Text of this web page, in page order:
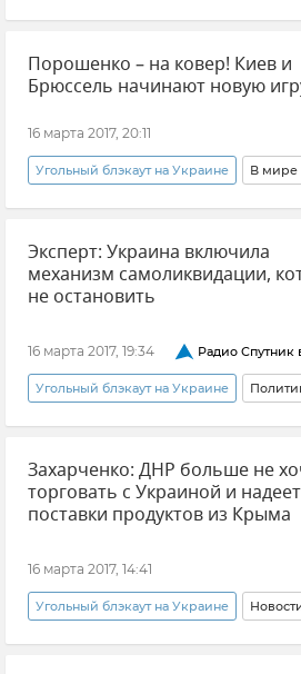
Общество
Порошенко – на ковер! Киев и
Брюссель начинают новую
16 марта 2017, 20:11
Угольный блэкаут на Украине В мире
Новости Общество
Ситуация на Украине
Эксперт: Украина включила
механизм самоликвидации,
не остановить
16 марта 2017, 19:34 Радио
Угольный блэкаут на Украине
В мире Новости Ситуация
Захарченко: ДНР больше не
торговать с Украиной и
поставки продуктов из Крыма
16 марта 2017, 14:41
Угольный блэкаут на Украине
Общество Ситуация на Украине